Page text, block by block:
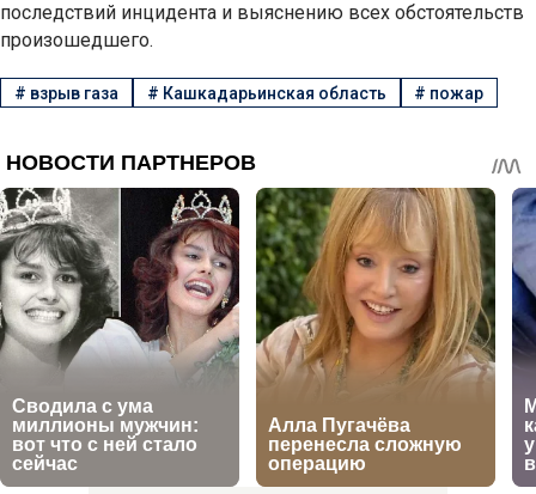
последствий инцидента и выяснению всех обстоятельств
произошедшего.
# взрыв газа # Кашкадарьинская область # пожар